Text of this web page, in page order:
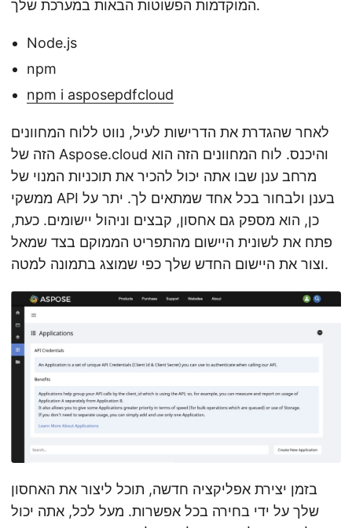
המוקדמות הפשוטות הבאות במערכת שלך.
Node.js
npm
npm i asposepdfcloud
לאחר שהגדרת את הדרישות לעיל, נווט ללוח המחוונים
הזה של Aspose.cloud והיכנס. לוח המחוונים הזה הוא
מרחב ענן שבו אתה יכול להכיר את תוכניות המנוי של
ממשקי API בענן ולבחור בכל אחד שמתאים לך. יתר על
כן, הוא מספק גם אחסון, קבצים וניהול יישומים. כעת,
פתח את לשונית היישום מהתפריט הממוקם בצד שמאל
וצור את היישום החדש שלך כפי שמוצג בתמונה למטה.
בזמן יצירת אפליקציה חדשה, תוכל ליצור את האחסון
שלך על ידי בחירה בכל אפשרות. מעל לכל, אתה יכול